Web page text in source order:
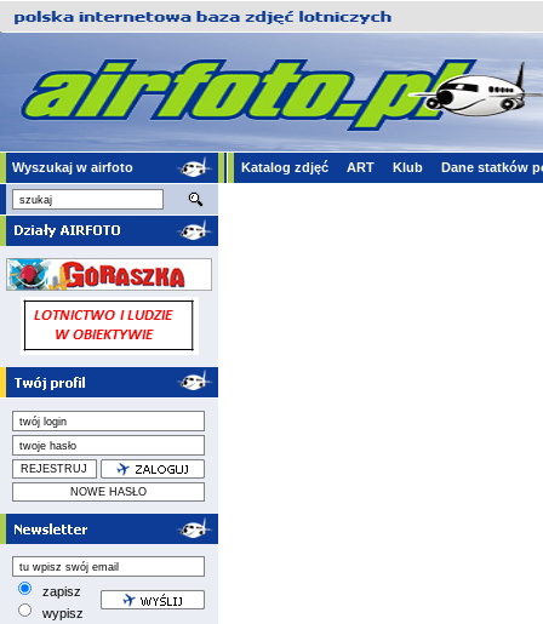
Wyszukaj w airfoto Katalog zdjęć ART Klub Dane statków
zapisz
wypisz